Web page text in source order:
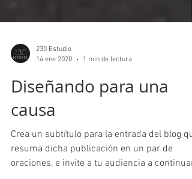
14 ene 2020
1 min de lectura
Diseñando para una
causa
Crea un subtítulo para la entrada del blog